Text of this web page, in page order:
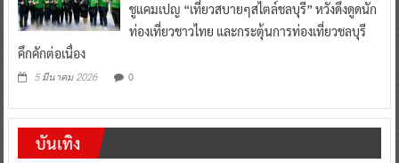
ชูแคมเปญ “เที่ยวสบายๆสไตล์ชลบุรี” หวังดึงดูดนัก
ท่องเที่ยวชาวไทย และกระตุ้นการท่องเที่ยวชลบุรี
คึกคักต่อเนื่อง
5 มีนาคม 2026 0
บันเทิง